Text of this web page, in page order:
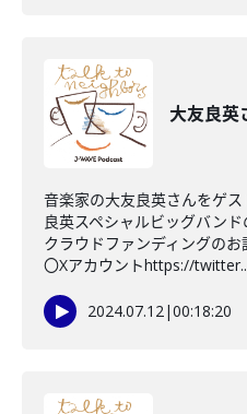
大友良英
音楽家の大友良英さんをゲ
良英スペシャルビッグバン
クラウドファンディングのお
〇Xアカウントhttps://
2024.07.12|00:18:20